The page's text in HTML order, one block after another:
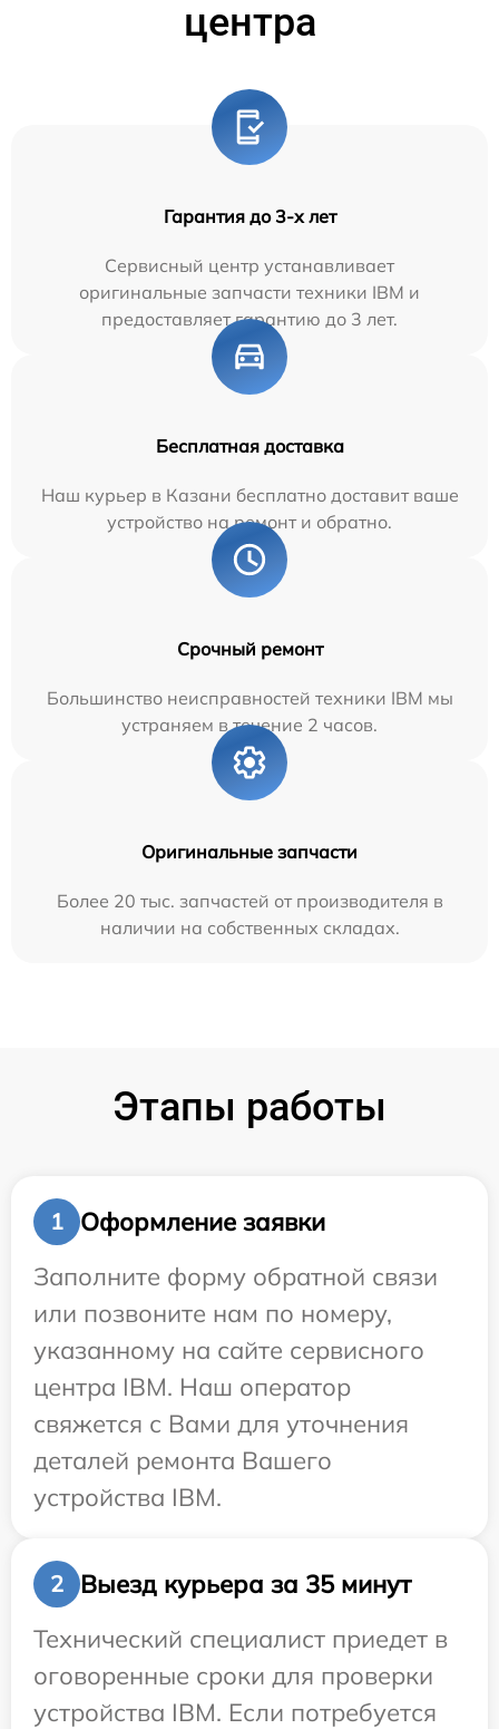
центра
Гарантия до 3-х лет
Сервисный центр устанавливает
оригинальные запчасти техники IBM и
предоставляет гарантию до 3 лет.
Бесплатная доставка
Наш курьер в Казани бесплатно доставит ваше
устройство на ремонт и обратно.
Срочный ремонт
Большинство неисправностей техники IBM мы
устраняем в течение 2 часов.
Оригинальные запчасти
Более 20 тыс. запчастей от производителя в
наличии на собственных складах.
Этапы работы
1
Оформление заявки
Заполните форму обратной связи
или позвоните нам по номеру,
указанному на сайте сервисного
центра IBM. Наш оператор
свяжется с Вами для уточнения
деталей ремонта Вашего
устройства IBM.
2
Выезд курьера за 35 минут
Технический специалист приедет в
оговоренные сроки для проверки
устройства IBM. Если потребуется